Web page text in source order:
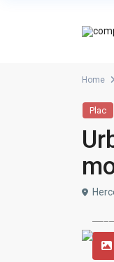
Home
Plac